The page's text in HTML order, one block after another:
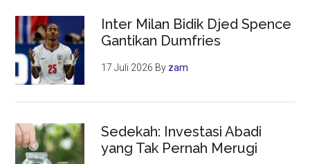
Inter Milan Bidik Djed Spence
Gantikan Dumfries
17 Juli 2026 By zam
Sedekah: Investasi Abadi
yang Tak Pernah Merugi